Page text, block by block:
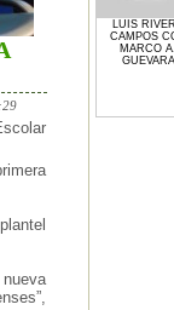
LUIS
CAMPOS
MARCO A.
GUEVARA